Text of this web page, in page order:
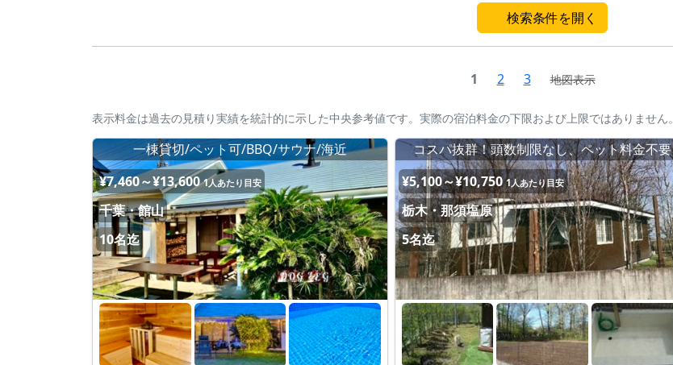
検索条件を開く
1 2 3 地図表示
表示料金は過去の見積り実績を統計的に示した中央参考値です。実際の宿泊料金の下限および上限ではありません。
一棟貸切/ペット可/BBQ/サウナ/海近
¥7,460～¥13,600 1人あたり目安
千葉・館山
10名迄
コスパ抜群！頭数制限なし、ペット料金不要
¥5,100～¥10,750 1人あたり目安
栃木・那須塩原
5名迄